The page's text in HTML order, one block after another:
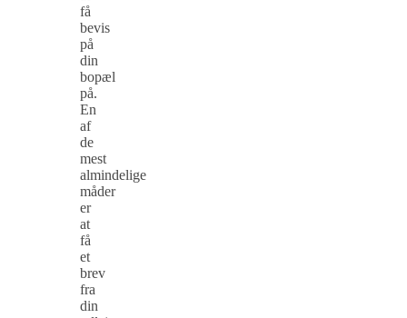
få
bevis
på
din
bopæl
på.
En
af
de
mest
almindelige
måder
er
at
få
et
brev
fra
din